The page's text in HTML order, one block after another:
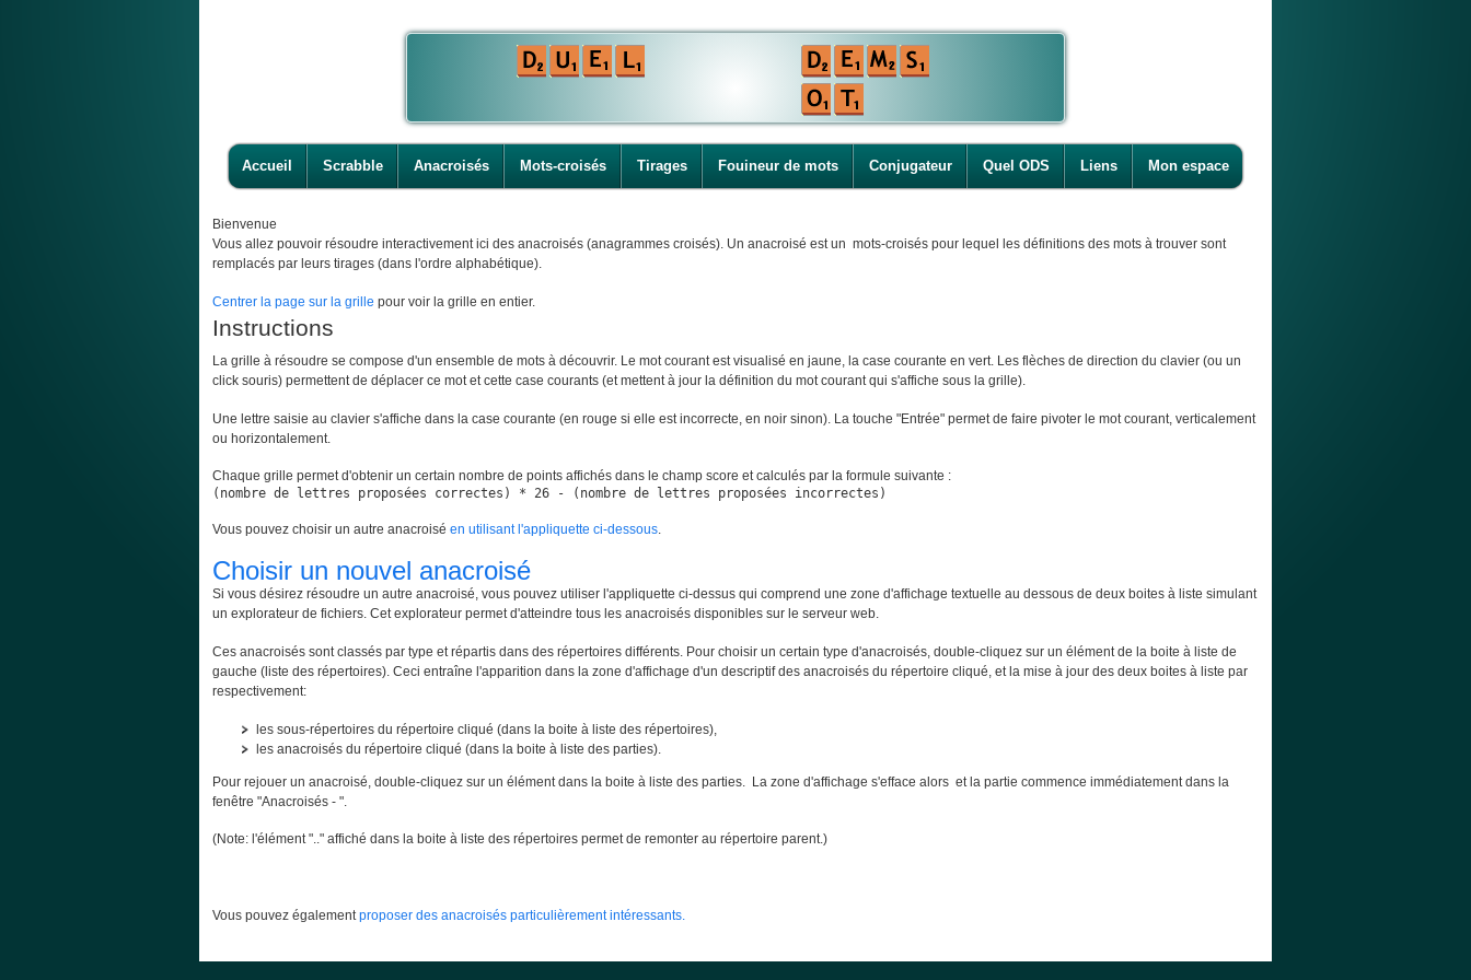
Accueil Scrabble Anacroisés Mots-croisés Tirages Fouineur de mots Conjugateur Quel ODS Liens Mon espace
Bienvenue
Vous allez pouvoir résoudre interactivement ici des anacroisés (anagrammes croisés). Un anacroisé est un mots-croisés pour lequel les définitions des mots à trouver sont
remplacés par leurs tirages (dans l'ordre alphabétique).
Centrer la page sur la grille pour voir la grille en entier.
Instructions
La grille à résoudre se compose d'un ensemble de mots à découvrir. Le mot courant est visualisé en jaune, la case courante en vert. Les flèches de direction du clavier (ou un
click souris) permettent de déplacer ce mot et cette case courants (et mettent à jour la définition du mot courant qui s'affiche sous la grille).
Une lettre saisie au clavier s'affiche dans la case courante (en rouge si elle est incorrecte, en noir sinon). La touche "Entrée" permet de faire pivoter le mot courant, verticalement
ou horizontalement.
Chaque grille permet d'obtenir un certain nombre de points affichés dans le champ score et calculés par la formule suivante :
(nombre de lettres proposées correctes) * 26 - (nombre de lettres proposées incorrectes)
Vous pouvez choisir un autre anacroisé en utilisant l'appliquette ci-dessous.
Choisir un nouvel anacroisé
Si vous désirez résoudre un autre anacroisé, vous pouvez utiliser l'appliquette ci-dessus qui comprend une zone d'affichage textuelle au dessous de deux boites à liste simulant
un explorateur de fichiers. Cet explorateur permet d'atteindre tous les anacroisés disponibles sur le serveur web.
Ces anacroisés sont classés par type et répartis dans des répertoires différents. Pour choisir un certain type d'anacroisés, double-cliquez sur un élément de la boite à liste de
gauche (liste des répertoires). Ceci entraîne l'apparition dans la zone d'affichage d'un descriptif des anacroisés du répertoire cliqué, et la mise à jour des deux boites à liste par
respectivement:
les sous-répertoires du répertoire cliqué (dans la boite à liste des répertoires),
les anacroisés du répertoire cliqué (dans la boite à liste des parties).
Pour rejouer un anacroisé, double-cliquez sur un élément dans la boite à liste des parties. La zone d'affichage s'efface alors et la partie commence immédiatement dans la
fenêtre "Anacroisés - ".
(Note: l'élément ".." affiché dans la boite à liste des répertoires permet de remonter au répertoire parent.)
Vous pouvez égalementproposer des anacroisés particulièrement intéressants.